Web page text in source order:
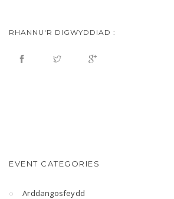
RHANNU'R DIGWYDDIAD :
EVENT CATEGORIES
Arddangosfeydd